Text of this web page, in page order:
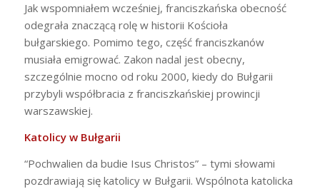
Jak wspomniałem wcześniej, franciszkańska obecność
odegrała znaczącą rolę w historii Kościoła
bułgarskiego. Pomimo tego, część franciszkanów
musiała emigrować. Zakon nadal jest obecny,
szczególnie mocno od roku 2000, kiedy do Bułgarii
przybyli współbracia z franciszkańskiej prowincji
warszawskiej.
Katolicy w Bułgarii
“Pochwalien da budie Isus Christos” – tymi słowami
pozdrawiają się katolicy w Bułgarii. Wspólnota katolicka